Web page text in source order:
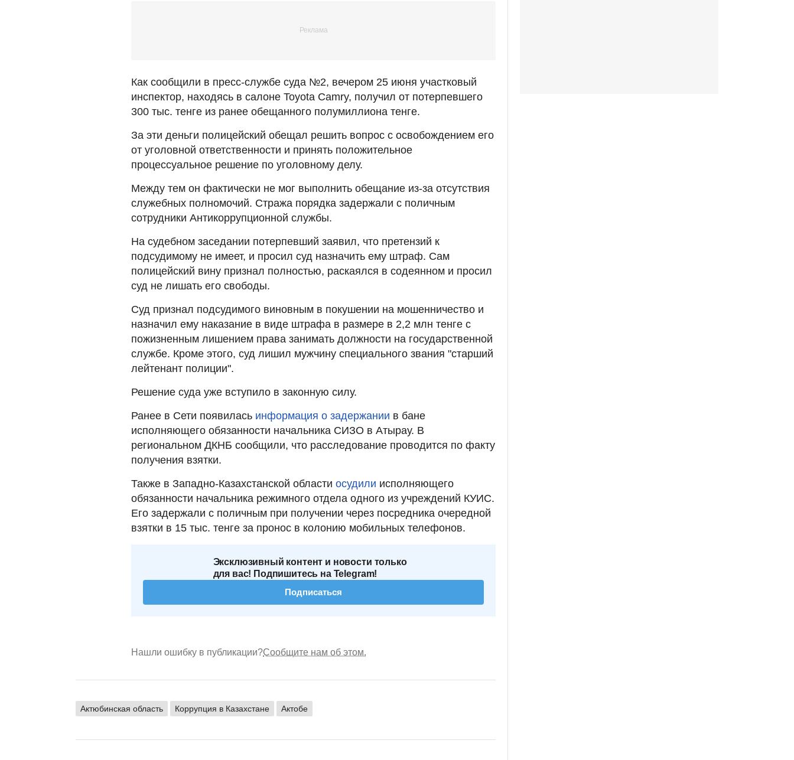
Как сообщили в пресс-службе суда №2, вечером 25 июня участковый
инспектор, находясь в салоне Toyota Camry, получил от потерпевшего
300 тыс. тенге из ранее обещанного полумиллиона тенге.
За эти деньги полицейский обещал решить вопрос с освобождением его
от уголовной ответственности и принять положительное
процессуальное решение по уголовному делу.
Между тем он фактически не мог выполнить обещание из-за отсутствия
служебных полномочий. Стража порядка задержали с поличным
сотрудники Антикоррупционной службы.
На судебном заседании потерпевший заявил, что претензий к
подсудимому не имеет, и просил суд назначить ему штраф. Сам
полицейский вину признал полностью, раскаялся в содеянном и просил
суд не лишать его свободы.
Суд признал подсудимого виновным в покушении на мошенничество и
назначил ему наказание в виде штрафа в размере в 2,2 млн тенге с
пожизненным лишением права занимать должности на государственной
службе. Кроме этого, суд лишил мужчину специального звания "старший
лейтенант полиции".
Решение суда уже вступило в законную силу.
Ранее в Сети появилась информация о задержании в бане
исполняющего обязанности начальника СИЗО в Атырау. В
региональном ДКНБ сообщили, что расследование проводится по факту
получения взятки.
Также в Западно-Казахстанской области осудили исполняющего
обязанности начальника режимного отдела одного из учреждений КУИС.
Его задержали с поличным при получении через посредника очередной
взятки в 15 тыс. тенге за пронос в колонию мобильных телефонов.
Эксклюзивный контент и новости только
для вас! Подпишитесь на Telegram!
Подписаться
Нашли ошибку в публикации?Сообщите нам об этом.
Актюбинская область Коррупция в Казахстане Актобе